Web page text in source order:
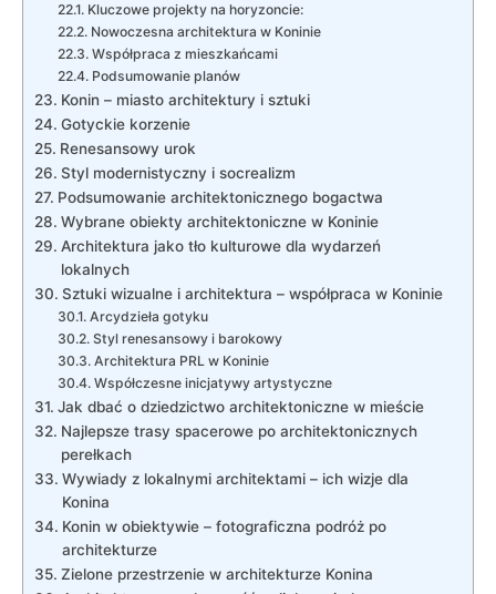
Kluczowe projekty na horyzoncie:
Nowoczesna architektura w Koninie
Współpraca ⁣z mieszkańcami
Podsumowanie planów
Konin⁢ – miasto architektury i sztuki
Gotyckie korzenie
Renesansowy urok
Styl modernistyczny i⁤ socrealizm
Podsumowanie⁤ architektonicznego bogactwa
Wybrane obiekty architektoniczne w Koninie
Architektura jako tło kulturowe dla wydarzeń
lokalnych
Sztuki wizualne i architektura – współpraca‌ w Koninie
Arcydzieła ⁢gotyku
Styl ​renesansowy i barokowy
Architektura PRL w Koninie
Współczesne inicjatywy artystyczne
Jak dbać o dziedzictwo‍ architektoniczne w mieście
Najlepsze trasy spacerowe po⁣ architektonicznych
perełkach
Wywiady z lokalnymi architektami – ich wizje dla
‍Konina
Konin w obiektywie – fotograficzna podróż po
architekturze
Zielone przestrzenie w⁢ architekturze Konina